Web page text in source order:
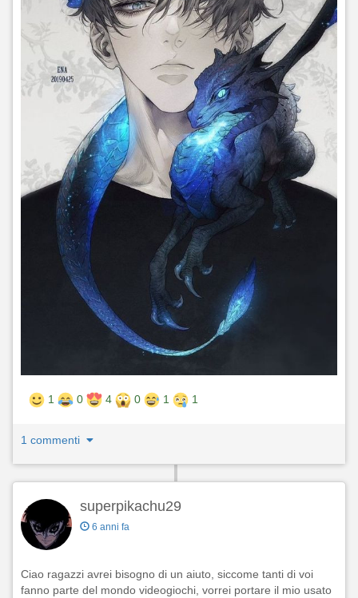
1 0 4 0 1 1
1 commenti
superpikachu29
6 anni fa
Ciao ragazzi avrei bisogno di un aiuto, siccome tanti di voi
fanno parte del mondo videogiochi, vorrei portare il mio usato